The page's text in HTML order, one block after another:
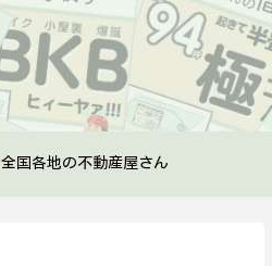
全国各地の不動産屋さん